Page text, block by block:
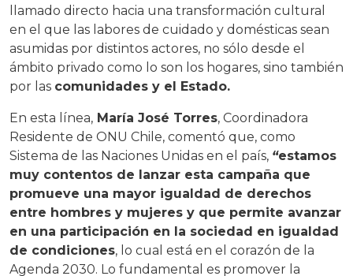
llamado directo hacia una transformación cultural
en el que las labores de cuidado y domésticas sean
asumidas por distintos actores, no sólo desde el
ámbito privado como lo son los hogares, sino también
por las comunidades y el Estado.
En esta línea, María José Torres, Coordinadora
Residente de ONU Chile, comentó que, como
Sistema de las Naciones Unidas en el país, “estamos
muy contentos de lanzar esta campaña que
promueve una mayor igualdad de derechos
entre hombres y mujeres y que permite avanzar
en una participación en la sociedad en igualdad
de condiciones, lo cual está en el corazón de la
Agenda 2030. Lo fundamental es promover la